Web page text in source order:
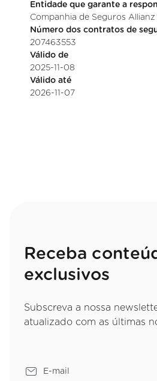
Entidade que garante a
Companhia de Seguros Allianz
Número dos contratos de
207463553
Válido de
2025-11-08
Válido até
2026-11-07
Receba
exclusivos
Subscreva a nossa
atualizado com as últimas